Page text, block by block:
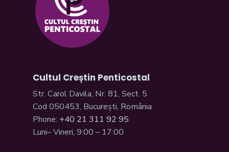
Cultul Creștin Penticostal
Str. Carol Davila, Nr. 81, Sect. 5
Cod 050453, București, România
Phone: +40 21 311 92 95
Luni– Vineri, 9:00 – 17:00